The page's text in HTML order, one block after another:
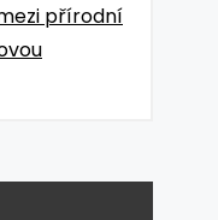
přírodní